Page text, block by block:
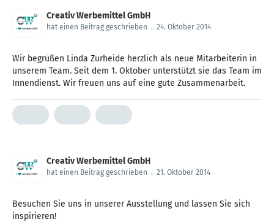
Creativ Werbemittel GmbH
hat einen Beitrag geschrieben . 24. Oktober 2014
Wir begrüßen Linda Zurheide herzlich als neue Mitarbeiterin in
unserem Team. Seit dem 1. Oktober unterstützt sie das Team im
Innendienst. Wir freuen uns auf eine gute Zusammenarbeit.
Creativ Werbemittel GmbH
hat einen Beitrag geschrieben . 21. Oktober 2014
Besuchen Sie uns in unserer Ausstellung und lassen Sie sich
inspirieren!